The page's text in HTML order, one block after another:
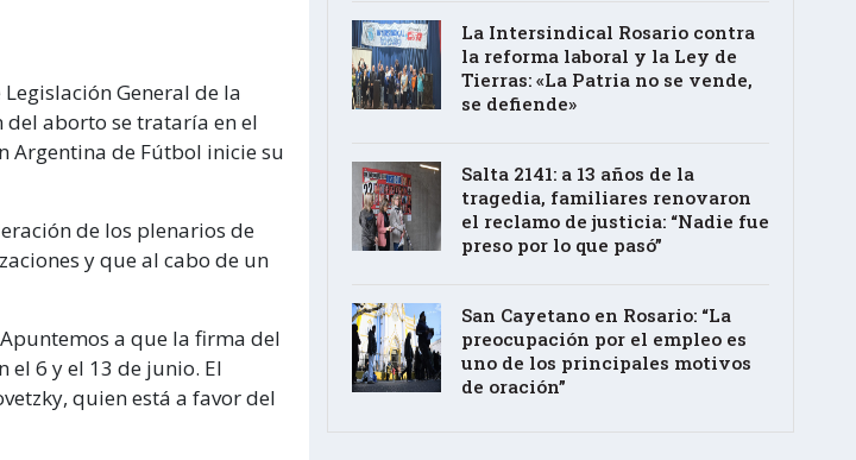
General de la
del aborto se trataría en el
Argentina de Fútbol inicie su
de los plenarios de
y que al cabo de un
a que la firma del
el 6 y el 13 de junio. El
quien está a favor del
La Intersindical Rosario contra
la reforma laboral y la Ley de
Tierras: «La Patria no se vende,
se defiende»
Salta 2141: a 13 años de la
tragedia, familiares renovaron
el reclamo de justicia: “Nadie fue
preso por lo que pasó”
San Cayetano en Rosario: “La
preocupación por el empleo es
uno de los principales motivos
de oración”